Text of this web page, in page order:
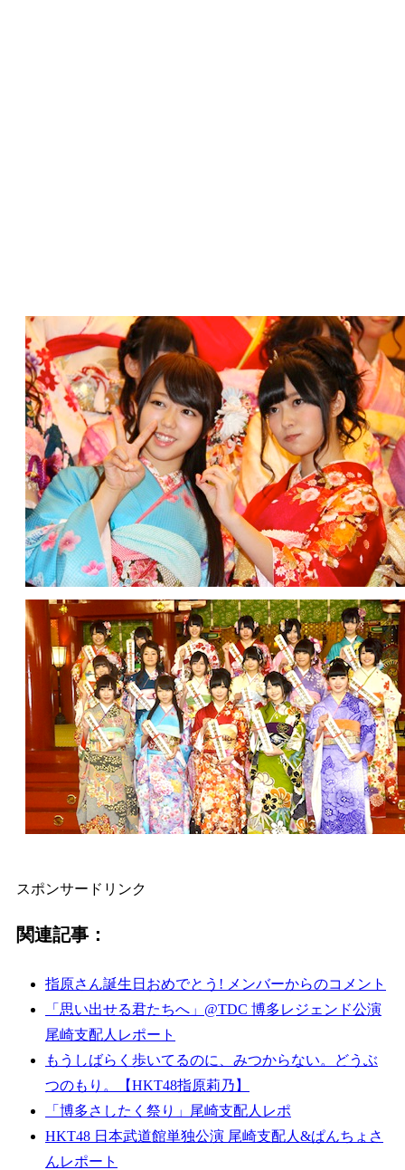
スポンサードリンク
関連記事：
指原さん誕生日おめでとう! メンバーからのコメント
「思い出せる君たちへ」@TDC 博多レジェンド公演
尾崎支配人レポート
もうしばらく歩いてるのに、みつからない。どうぶ
つのもり。【HKT48指原莉乃】
「博多さしたく祭り」尾崎支配人レポ
HKT48 日本武道館単独公演 尾崎支配人&ぱんちょさ
んレポート